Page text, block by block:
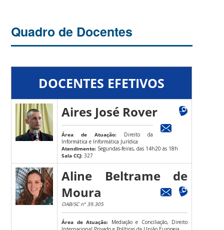
Quadro de Docentes
DOCENTES EFETIVOS
Aires José Rover
Área de Atuação: Direito da
Informática e Informática Jurídica
Atendimento: Segundas-feiras, das 14h20 às 18h
Sala CCJ: 327
Aline Beltrame de
Moura
OAB/SC nº 39.305
Área de Atuação: Mediação e Conciliação, Direito